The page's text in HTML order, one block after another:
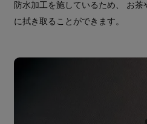
防水加工を施しているため、 お
に拭き取ることができます。